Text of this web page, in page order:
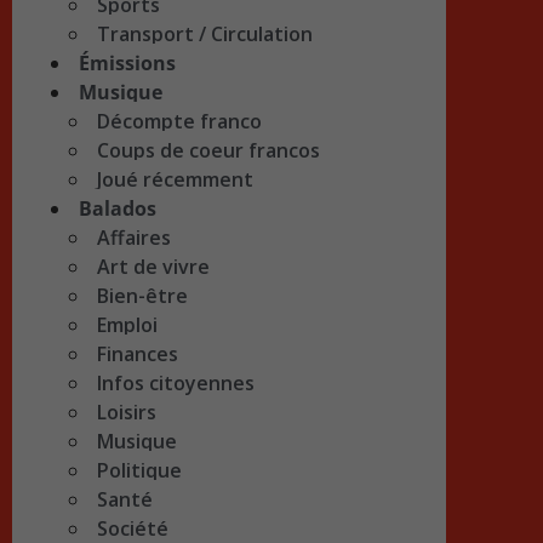
Transport / Circulation
Émissions
Musique
Décompte franco
Coups de coeur francos
Joué récemment
Balados
Affaires
Art de vivre
Bien-être
Emploi
Finances
Infos citoyennes
Loisirs
Musique
Politique
Santé
Société